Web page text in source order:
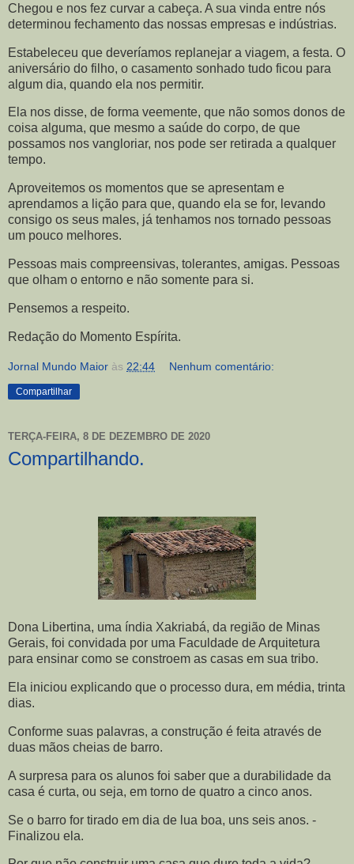
Chegou e nos fez curvar a cabeça. A sua vinda entre nós
determinou fechamento das nossas empresas e indústrias.
Estabeleceu que deveríamos replanejar a viagem, a festa. O
aniversário do filho, o casamento sonhado tudo ficou para
algum dia, quando ela nos permitir.
Ela nos disse, de forma veemente, que não somos donos de
coisa alguma, que mesmo a saúde do corpo, de que
possamos nos vangloriar, nos pode ser retirada a qualquer
tempo.
Aproveitemos os momentos que se apresentam e
aprendamos a lição para que, quando ela se for, levando
consigo os seus males, já tenhamos nos tornado pessoas
um pouco melhores.
Pessoas mais compreensivas, tolerantes, amigas. Pessoas
que olham o entorno e não somente para si.
Pensemos a respeito.
Redação do Momento Espírita.
Jornal Mundo Maior às 22:44 Nenhum comentário:
Compartilhar
TERÇA-FEIRA, 8 DE DEZEMBRO DE 2020
Compartilhando.
Dona Libertina, uma índia Xakriabá, da região de Minas
Gerais, foi convidada por uma Faculdade de Arquitetura
para ensinar como se constroem as casas em sua tribo.
Ela iniciou explicando que o processo dura, em média, trinta
dias.
Conforme suas palavras, a construção é feita através de
duas mãos cheias de barro.
A surpresa para os alunos foi saber que a durabilidade da
casa é curta, ou seja, em torno de quatro a cinco anos.
Se o barro for tirado em dia de lua boa, uns seis anos. -
Finalizou ela.